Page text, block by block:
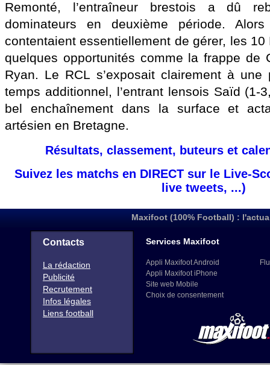
Remonté, l’entraîneur brestois a dû
dominateurs en deuxième période.
contentaient essentiellement de gérer, les
quelques opportunités comme la frappe de
Ryan. Le RCL s’exposait clairement à
temps additionnel, l’entrant lensois Saïd (1-
bel enchaînement dans la surface et
artésien en Bretagne.
Résultats, classement, buteurs et
Suivez les matchs en DIRECT sur le Live-
live tweets, ...)
Maxifoot (100% Football) :
Contacts
La rédaction
Publicité
Recrutement
Infos légales
Liens football
Services Maxifoot
Appli Maxifoot Android
Appli Maxifoot iPhone
Site web Mobile
Choix de consentement